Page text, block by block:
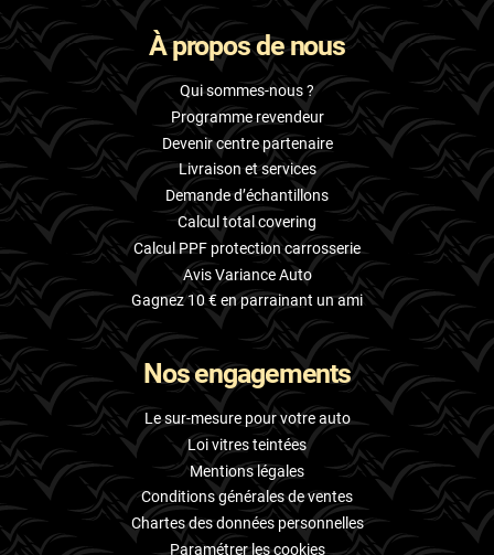
À propos de nous
Qui sommes-nous ?
Programme revendeur
Devenir centre partenaire
Livraison et services
Demande d’échantillons
Calcul total covering
Calcul PPF protection carrosserie
Avis Variance Auto
Gagnez 10 € en parrainant un ami
Nos engagements
Le sur-mesure pour votre auto
Loi vitres teintées
Mentions légales
Conditions générales de ventes
Chartes des données personnelles
Paramétrer les cookies